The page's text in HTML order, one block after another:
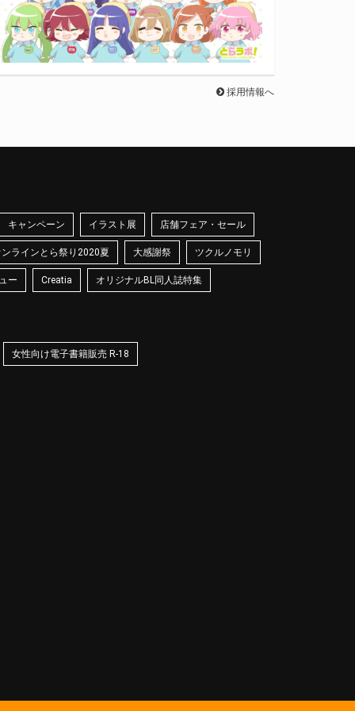
採用情報へ
キャンペーン イラスト展 店舗フェア・セール
ラインとら祭り2020夏 大感謝祭 ツクルノモリ
ー Creatia オリジナルBL同人誌特集
女性向け電子書籍販売 R-18